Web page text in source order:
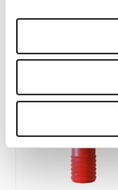
SUORA LETKUYHDE
11,00 €